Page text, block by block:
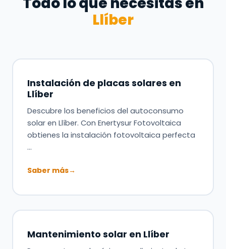
Llíber
Instalación de placas solares en
Llíber
Descubre los beneficios del autoconsumo
solar en Llíber. Con Enertysur Fotovoltaica
obtienes la instalación fotovoltaica perfecta
…
Saber más→
Mantenimiento solar en Llíber